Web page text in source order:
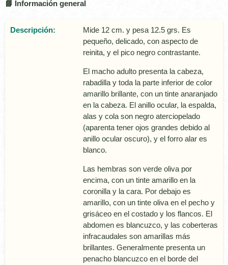
📘 Información general
Descripción:
Mide 12 cm. y pesa 12.5 grs. Es
pequeño, delicado, con aspecto de
reinita, y el pico negro contrastante.
El macho adulto presenta la cabeza,
rabadilla y toda la parte inferior de color
amarillo brillante, con un tinte anaranjado
en la cabeza. El anillo ocular, la espalda,
alas y cola son negro aterciopelado
(aparenta tener ojos grandes debido al
anillo ocular oscuro), y el forro alar es
blanco.
Las hembras son verde oliva por
encima, con un tinte amarillo en la
coronilla y la cara. Por debajo es
amarillo, con un tinte oliva en el pecho y
grisáceo en el costado y los flancos. El
abdomen es blancuzco, y las coberteras
infracaudales son amarillas más
brillantes. Generalmente presenta un
penacho blancuzco en el borde del